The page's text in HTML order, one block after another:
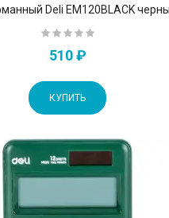
Deli EM120BLACK
510 ₽
КУПИТЬ